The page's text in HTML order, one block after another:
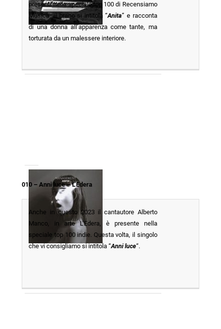
presenti nella speciale top 100 di Recensiamo
Musica. Il brano si intitola “Anita” e racconta
di una donna all’apparenza come tante, ma
torturata da un malessere interiore.
010 – Anni luce – L’Edera
Anche in questo 2023 il cantautore Alberto
Manco, in arte L’Edera, è presente nella
speciale top 100 indie. Questa volta, il singolo
che vi consigliamo si intitola “Anni luce“.